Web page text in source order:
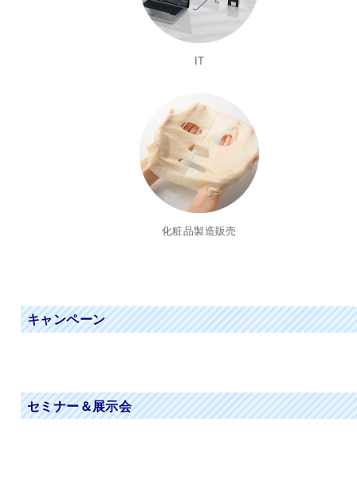
IT
化粧品製造販売
キャンペーン
セミナー＆展示会